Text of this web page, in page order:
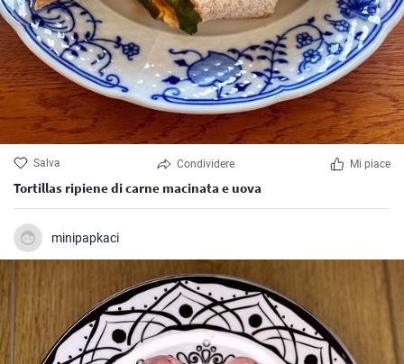
Salva Condividere Mi piace
Tortillas ripiene di carne macinata e uova
minipapkaci